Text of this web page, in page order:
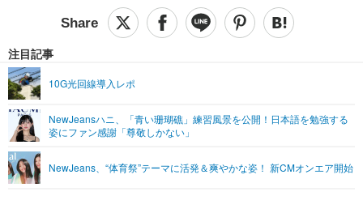
ショッピング その他
エンタメTOP 映画・ドラマ
グラビア
ショッピング その他
ライフTOP
その他
リリース一覧
プッシュ通知の停止方法
注目記事
10G光回線導入レポ
NewJeansハニ、「青い珊瑚礁」練習風景を公開！日本語を勉強する
姿にファン感謝「尊敬しかない」
NewJeans、“体育祭”テーマに活発＆爽やかな姿！ 新CMオンエア開始